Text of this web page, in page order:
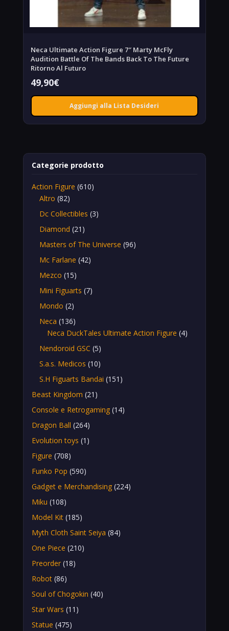
Neca Ultimate Action Figure 7″ Marty McFly
Audition Battle Of The Bands Back To The Future
Ritorno Al Futuro
49,90€
Aggiungi alla Lista Desideri
Categorie prodotto
Action Figure (610)
Altro (82)
Dc Collectibles (3)
Diamond (21)
Masters of The Universe (96)
Mc Farlane (42)
Mezco (15)
Mini Figuarts (7)
Mondo (2)
Neca (136)
Neca DuckTales Ultimate Action Figure (4)
Nendoroid GSC (5)
S.a.s. Medicos (10)
S.H Figuarts Bandai (151)
Beast Kingdom (21)
Console e Retrogaming (14)
Dragon Ball (264)
Evolution toys (1)
Figure (708)
Funko Pop (590)
Gadget e Merchandising (224)
Miku (108)
Model Kit (185)
Myth Cloth Saint Seiya (84)
One Piece (210)
Preorder (18)
Robot (86)
Soul of Chogokin (40)
Star Wars (11)
Statue (475)